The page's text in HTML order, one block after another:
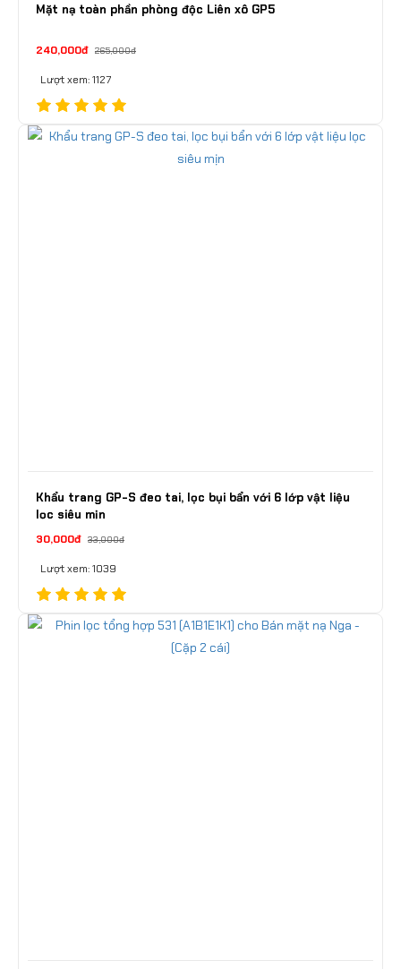
Mặt nạ toàn phần phòng độc Liên xô GP5
240,000đ 265,000đ
Lượt xem: 1127
Khẩu trang GP-S đeo tai, lọc bụi bẩn với 6 lớp vật liệu
lọc siêu mịn
30,000đ 33,000đ
Lượt xem: 1039